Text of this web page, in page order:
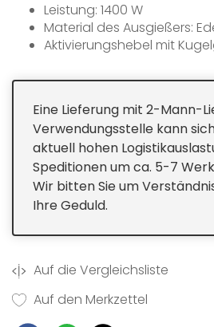
Leistung: 1400 W
Material des Ausgießers:
Aktivierungshebel mit
Edelstahl-Anti-Kalkfilter
Automatische
Wassermangel
Verdecktes Heizelement
Kabellose 360°-Bedienung
Eine Lieferung mit 2-Mann-
Verwendungsstelle kann
aktuell hohen
Speditionen um ca. 5-7
Wir bitten Sie um
Ihre Geduld.
Auf die Vergleichsliste
Auf den Merkzettel